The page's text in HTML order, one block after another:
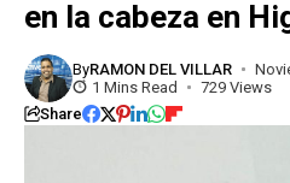
en la cabeza en
ByRAMON DEL VILLAR
1 Mins Read
729 Views
Share